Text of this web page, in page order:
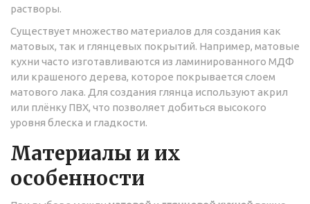
растворы.
Существует множество материалов для создания как
матовых, так и глянцевых покрытий. Например, матовые
кухни часто изготавливаются из ламинированного МДФ
или крашеного дерева, которое покрывается слоем
матового лака. Для создания глянца используют акрил
или плёнку ПВХ, что позволяет добиться высокого
уровня блеска и гладкости.
Материалы и их
особенности